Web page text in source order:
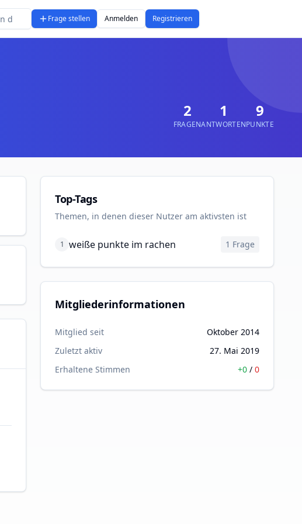
Frage stellen Anmelden Registrieren
2
FRAGEN
1
ANTWORTEN
9
PUNKTE
Top-Tags
Themen, in denen dieser Nutzer am aktivsten ist
1 weiße punkte im rachen 1 Frage
Mitgliederinformationen
Mitglied seit
Oktober 2014
Zuletzt aktiv
27. Mai 2019
Erhaltene Stimmen
+0 / 0